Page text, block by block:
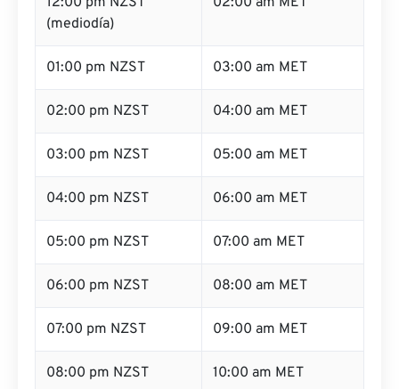
(mediodía)
01:00 pm NZST 03:00 am MET
02:00 pm NZST 04:00 am MET
03:00 pm NZST 05:00 am MET
04:00 pm NZST 06:00 am MET
05:00 pm NZST 07:00 am MET
06:00 pm NZST 08:00 am MET
07:00 pm NZST 09:00 am MET
08:00 pm NZST 10:00 am MET